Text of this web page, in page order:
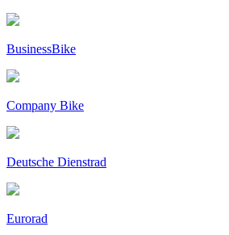
BusinessBike
Company Bike
Deutsche Dienstrad
Eurorad